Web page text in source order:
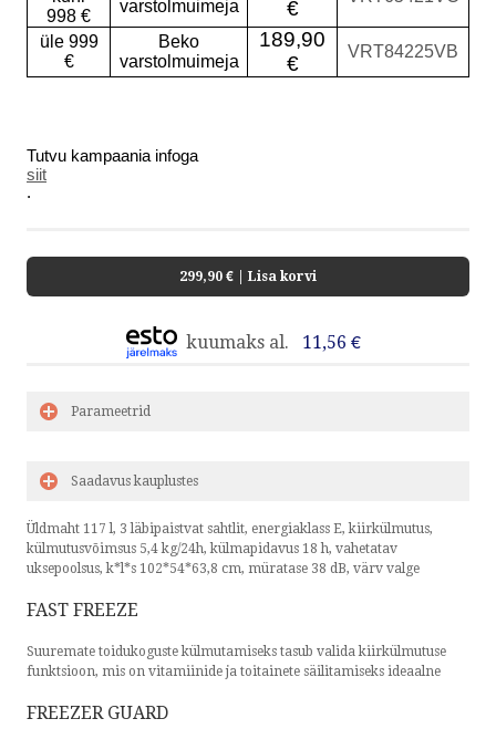
998 €
varstolmuimeja
€
üle 999
€
Beko
varstolmuimeja
189,90
€
VRT84225VB
Tutvu kampaania infoga
siit
.
299,90 € | Lisa korvi
kuumaks al. 11,56 €
Parameetrid
Saadavus kauplustes
Üldmaht 117 l, 3 läbipaistvat sahtlit, energiaklass E, kiirkülmutus,
külmutusvõimsus 5,4 kg/24h, külmapidavus 18 h, vahetatav
uksepoolsus, k*l*s 102*54*63,8 cm, müratase 38 dB, värv valge
FAST FREEZE
Suuremate toidukoguste külmutamiseks tasub valida kiirkülmutuse
funktsioon, mis on vitamiinide ja toitainete säilitamiseks ideaalne
FREEZER GUARD